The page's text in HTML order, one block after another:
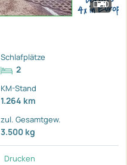
Schlafplätze
2
KM-Stand
1.264 km
zul. Gesamtgew.
3.500 kg
Drucken